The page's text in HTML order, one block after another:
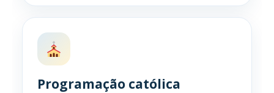
Programação católica